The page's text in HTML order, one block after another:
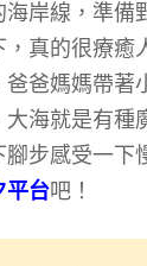
海岸線，準備
真的很療癒
爸媽媽帶著
海就是有種
腳步感受一下
平台吧！